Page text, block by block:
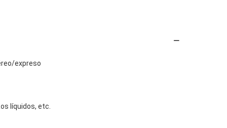
expreso
líquidos, etc.